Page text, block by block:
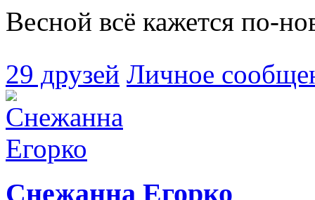
Весной всё кажется по-
29 друзей Личное
Снежанна Егорко